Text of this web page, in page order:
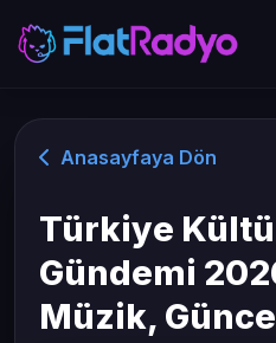
Anasayfaya Dön
Türkiye
Gündemi
Müzik,